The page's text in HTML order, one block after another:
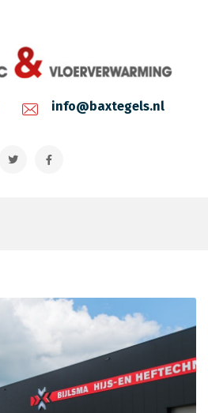
info@baxtegels.nl